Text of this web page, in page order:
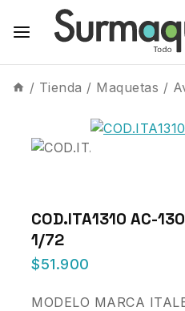
/ Tienda / Maquetas /
COD.ITA1310 AC-
1/72
$51.900
MODELO MARCA